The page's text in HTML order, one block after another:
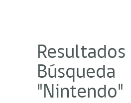
Resultados
Búsqueda
"Nintendo"